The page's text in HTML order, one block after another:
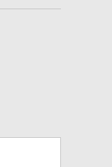
Business